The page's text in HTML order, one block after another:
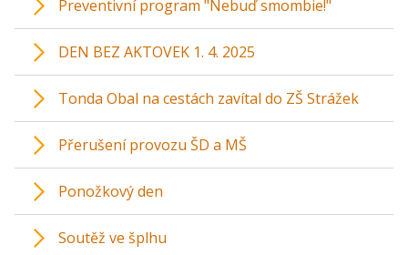
Preventivní program "Nebuď smombie!"
DEN BEZ AKTOVEK 1. 4. 2025
Tonda Obal na cestách zavítal do ZŠ Strážek
Přerušení provozu ŠD a MŠ
Ponožkový den
Soutěž ve šplhu